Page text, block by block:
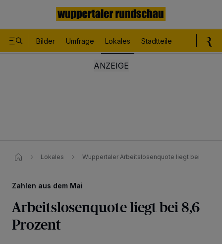
Bilder Umfrage Lokales Stadtteile
Lokales Wuppertaler Arbeitslosenquote liegt bei​
Zahlen aus dem Mai
Arbeitslosenquote liegt bei 8,6
Prozent